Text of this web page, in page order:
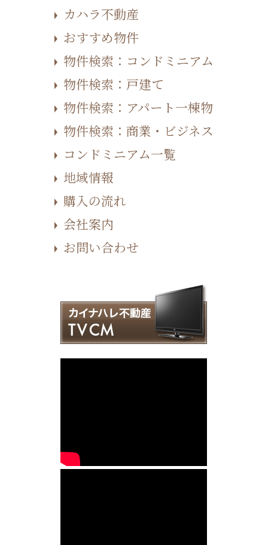
カハラ不動産
おすすめ物件
物件検索：コンドミニアム
物件検索：戸建て
物件検索：アパート一棟物
物件検索：商業・ビジネス
コンドミニアム一覧
地域情報
購入の流れ
会社案内
お問い合わせ